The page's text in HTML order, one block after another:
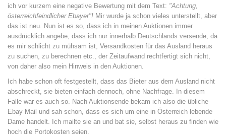
ich vor kurzem eine negative Bewertung mit dem Text: "Achtung,
österreichfeindlicher Ebayer"! Mir wurde ja schon vieles unterstellt, aber
das ist neu. Nun ist es so, dass ich in meinen Auktionen immer
ausdrücklich angebe, dass ich nur innerhalb Deutschlands versende, da
es mir schlicht zu mühsam ist, Versandkosten für das Ausland heraus
zu suchen, zu berechnen etc., der Zeitaufwand rechtfertigt sich nicht,
von daher also mein Hinweis in den Auktionen.
Ich habe schon oft festgestellt, dass das Bieter aus dem Ausland nicht
abschreckt, sie bieten einfach dennoch, ohne Nachfrage. In diesem
Falle war es auch so. Nach Auktionsende bekam ich also die übliche
Ebay Mail und sah schon, dass es sich um eine in Österreich lebende
Dame handelt. Ich mailte sie an und bat sie, selbst heraus zu finden wie
hoch die Portokosten seien.